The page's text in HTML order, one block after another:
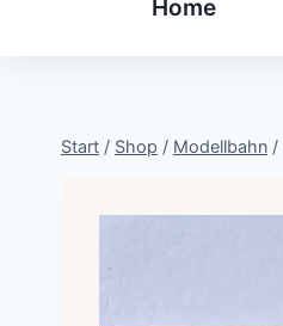
Home
Start / Shop / Modellbahn /